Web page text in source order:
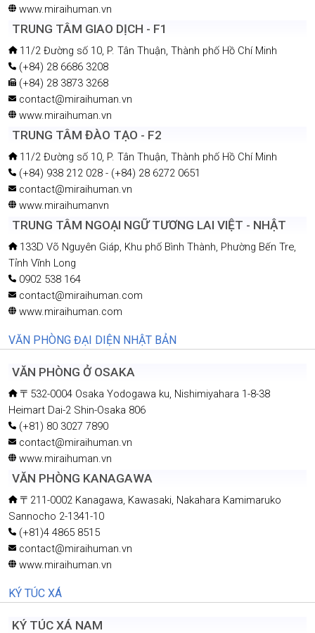
www.miraihuman.vn
TRUNG TÂM GIAO DỊCH - F1
11/2 Đường số 10, P. Tân Thuận, Thành phố Hồ Chí Minh
(+84) 28 6686 3208
(+84) 28 3873 3268
contact@miraihuman.vn
www.miraihuman.vn
TRUNG TÂM ĐÀO TẠO - F2
11/2 Đường số 10, P. Tân Thuận, Thành phố Hồ Chí Minh
(+84) 938 212 028 - (+84) 28 6272 0651
contact@miraihuman.vn
www.miraihumanvn
TRUNG TÂM NGOẠI NGỮ TƯƠNG LAI VIỆT - NHẬT
133D Võ Nguyên Giáp, Khu phố Bình Thành, Phường Bến Tre,
Tỉnh Vĩnh Long
0902 538 164
contact@miraihuman.com
www.miraihuman.com
VĂN PHÒNG ĐẠI DIỆN NHẬT BẢN
VĂN PHÒNG Ở OSAKA
〒532-0004 Osaka Yodogawa ku, Nishimiyahara 1-8-38
Heimart Dai-2 Shin-Osaka 806
(+81) 80 3027 7890
contact@miraihuman.vn
www.miraihuman.vn
VĂN PHÒNG KANAGAWA
〒211-0002 Kanagawa, Kawasaki, Nakahara Kamimaruko
Sannocho 2-1341-10
(+81)4 4865 8515
contact@miraihuman.vn
www.miraihuman.vn
KÝ TÚC XÁ
KÝ TÚC XÁ NAM